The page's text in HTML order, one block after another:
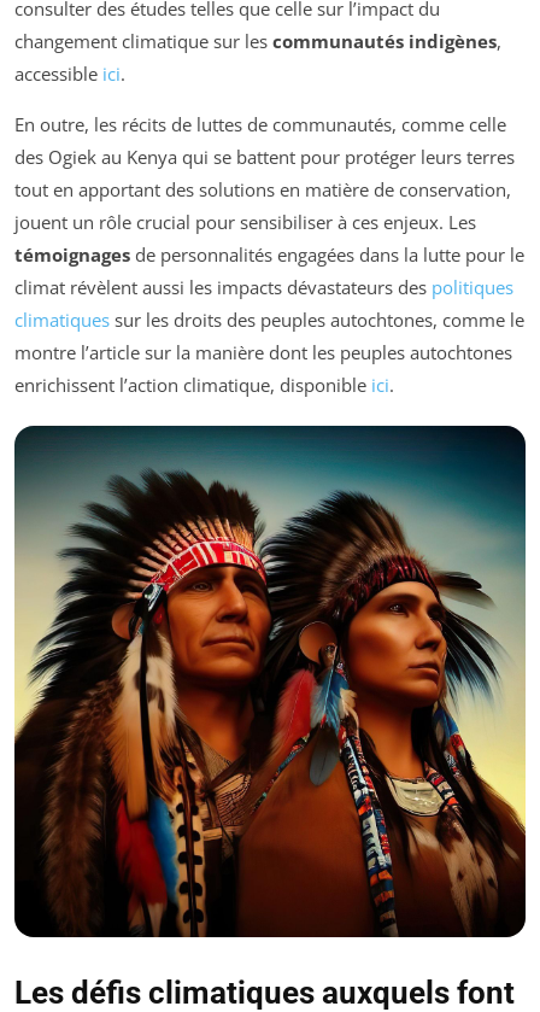
consulter des études telles que celle sur l’impact du
changement climatique sur les communautés indigènes,
accessible ici.
En outre, les récits de luttes de communautés, comme celle
des Ogiek au Kenya qui se battent pour protéger leurs terres
tout en apportant des solutions en matière de conservation,
jouent un rôle crucial pour sensibiliser à ces enjeux. Les
témoignages de personnalités engagées dans la lutte pour le
climat révèlent aussi les impacts dévastateurs des politiques
climatiques sur les droits des peuples autochtones, comme le
montre l’article sur la manière dont les peuples autochtones
enrichissent l’action climatique, disponible ici.
Les défis climatiques auxquels font